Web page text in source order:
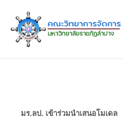
content
มร.ลป. เข้าร่วมนำเสนอโมเดล